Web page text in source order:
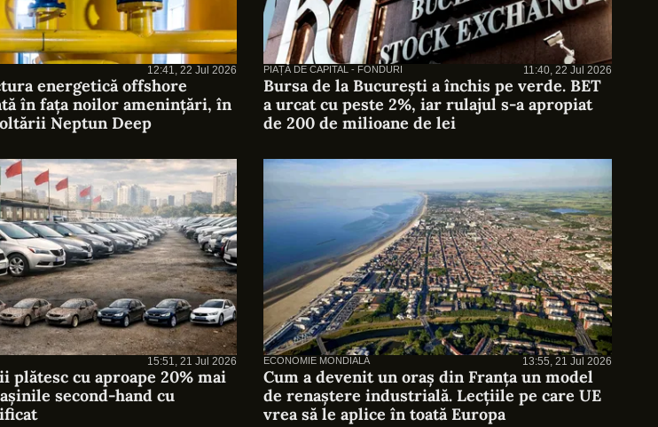
12:41, 22 Jul 2026
energetică offshore
în fața noilor amenințări, în
Neptun Deep
PIAȚĂ DE CAPITAL - FONDURI 11:40, 22 Jul 2026
Bursa de la București a închis pe verde. BET
a urcat cu peste 2%, iar rulajul s-a apropiat
de 200 de milioane de lei
15:51, 21 Jul 2026
plătesc cu aproape 20% mai
second-hand cu
ECONOMIE MONDIALĂ 13:55, 21 Jul 2026
Cum a devenit un oraș din Franța un model
de renaștere industrială. Lecțiile pe care UE
vrea să le aplice în toată Europa